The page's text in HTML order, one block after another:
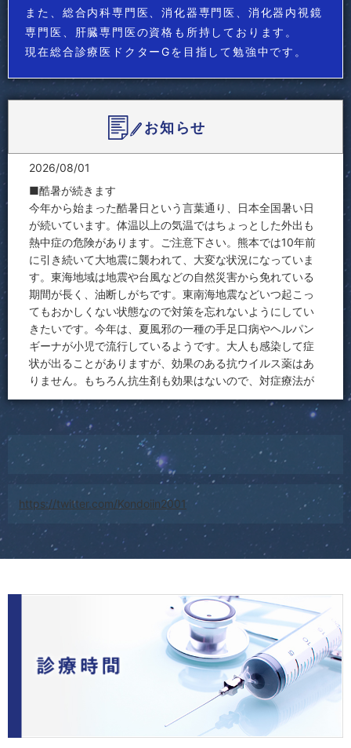
また、総合内科専門医、消化器専門医、消化器内視鏡
専門医、肝臓専門医の資格も所持しております。
現在総合診療医ドクターGを目指して勉強中です。
お知らせ
2026/08/01
■酷暑が続きます
今年から始まった酷暑日という言葉通り、日本全国暑い日
が続いています。体温以上の気温ではちょっとした外出も
熱中症の危険があります。ご注意下さい。熊本では10年前
に引き続いて大地震に襲われて、大変な状況になっていま
す。東海地域は地震や台風などの自然災害から免れている
期間が長く、油断しがちです。東南海地震などいつ起こっ
てもおかしくない状態なので対策を忘れないようにしてい
きたいです。今年は、夏風邪の一種の手足口病やヘルパン
ギーナが小児で流行しているようです。大人も感染して症
状が出ることがありますが、効果のある抗ウイルス薬はあ
りません。もちろん抗生剤も効果はないので、対症療法が
主体となります。自分自身の免疫力を高めるために暴飲暴
食や不規則な生活に注意していくことが大切でしょう。
名古屋市では2025年２月より腹部エコーの検診が始まり、
当院でも実施しています。すい臓がんの早期発見には必須
の検査です。当院は以前より腹部エコーに力を入れてお
り、肝臓の硬さを調べることも可能な最先端のエコー機器
を使用中でしたが、2025年10月より新機種に更新し、さら
に検査の精度があがりました。ご希望の方はお電話でお問
い合わせ下さい。
発熱患者様の対応は今まで通り継続中ですが、院内感染防
という予約システムを使用しています。待合室での滞留時
間を減らすため、必ず予約の時間になってから来院される
来院される場合、発熱のある方や、熱がなくても咽頭痛、
咳などが続く方、濃厚接触など感染を疑う状況の方は他の
来院者との接触を避ける必要があります。必ず、電話で受
診の予約をして頂くようお願いします。
2026/07/31
https://twitter.com/Kondoiin2001